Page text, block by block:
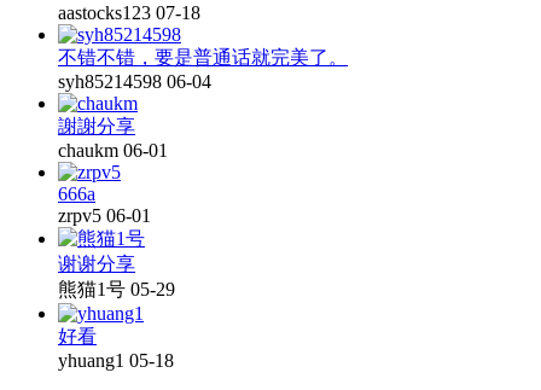
aastocks123 07-18
不错不错，要是普通话就完美了。
syh85214598 06-04
謝謝分享
chaukm 06-01
666a
zrpv5 06-01
谢谢分享
熊猫1号 05-29
好看
yhuang1 05-18